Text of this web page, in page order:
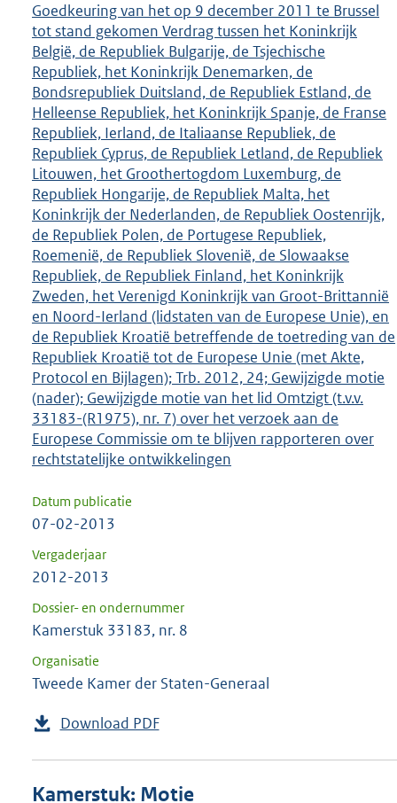
Goedkeuring van het op 9 december 2011 te Brussel
tot stand gekomen Verdrag tussen het Koninkrijk
België, de Republiek Bulgarije, de Tsjechische
Republiek, het Koninkrijk Denemarken, de
Bondsrepubliek Duitsland, de Republiek Estland, de
Helleense Republiek, het Koninkrijk Spanje, de Franse
Republiek, Ierland, de Italiaanse Republiek, de
Republiek Cyprus, de Republiek Letland, de Republiek
Litouwen, het Groothertogdom Luxemburg, de
Republiek Hongarije, de Republiek Malta, het
Koninkrijk der Nederlanden, de Republiek Oostenrijk,
de Republiek Polen, de Portugese Republiek,
Roemenië, de Republiek Slovenië, de Slowaakse
Republiek, de Republiek Finland, het Koninkrijk
Zweden, het Verenigd Koninkrijk van Groot-Brittannië
en Noord-Ierland (lidstaten van de Europese Unie), en
de Republiek Kroatië betreffende de toetreding van de
Republiek Kroatië tot de Europese Unie (met Akte,
Protocol en Bijlagen); Trb. 2012, 24; Gewijzigde motie
(nader); Gewijzigde motie van het lid Omtzigt (t.v.v.
33183-(R1975), nr. 7) over het verzoek aan de
Europese Commissie om te blijven rapporteren over
rechtstatelijke ontwikkelingen
Datum publicatie
07-02-2013
Vergaderjaar
2012-2013
Dossier- en ondernummer
Kamerstuk 33183, nr. 8
Organisatie
Tweede Kamer der Staten-Generaal
Download PDF
Kamerstuk: Motie